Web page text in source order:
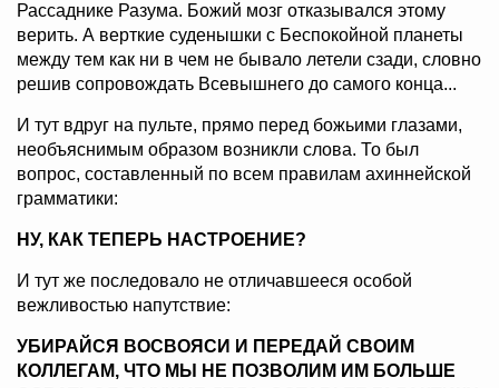
Рассаднике Разума. Божий мозг отказывался этому
верить. А верткие суденышки с Беспокойной планеты
между тем как ни в чем не бывало летели сзади, словно
решив сопровождать Всевышнего до самого конца...
И тут вдруг на пульте, прямо перед божьими глазами,
необъяснимым образом возникли слова. То был
вопрос, составленный по всем правилам ахиннейской
грамматики:
НУ, КАК ТЕПЕРЬ НАСТРОЕНИЕ?
И тут же последовало не отличавшееся особой
вежливостью напутствие:
УБИРАЙСЯ ВОСВОЯСИ И ПЕРЕДАЙ СВОИМ
КОЛЛЕГАМ, ЧТО МЫ НЕ ПОЗВОЛИМ ИМ БОЛЬШЕ